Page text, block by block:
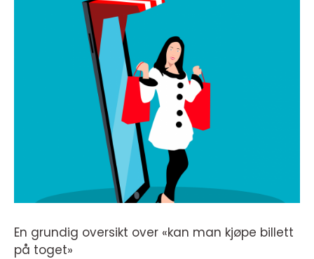
En grundig oversikt over «kan man kjøpe billett
på toget»